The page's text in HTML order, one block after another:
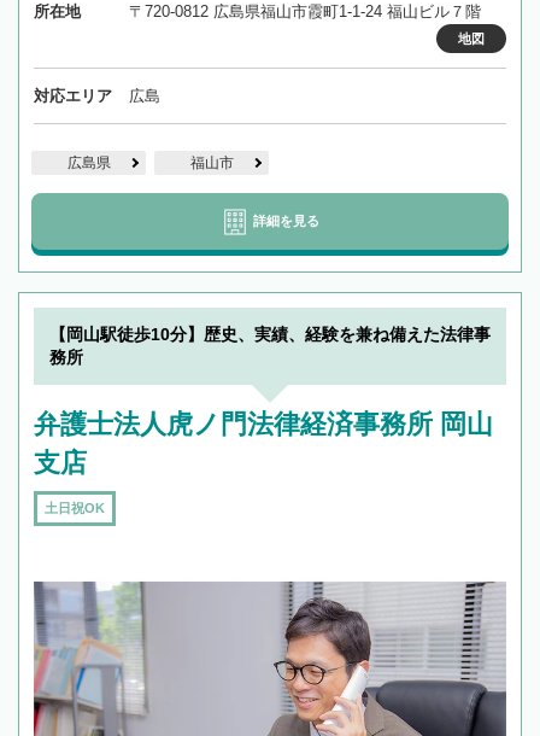
所在地 〒720-0812 広島県福山市霞町1-1-24 福山ビル７階
地図
対応エリア 広島
広島県 福山市
詳細を見る
【岡山駅徒歩10分】歴史、実績、経験を兼ね備えた法律事
務所
弁護士法人虎ノ門法律経済事務所 岡山
支店
土日祝OK